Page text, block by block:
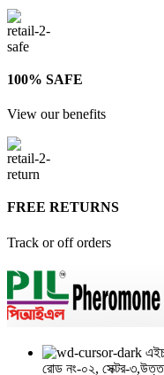
100% SAFE
View our benefits
FREE RETURNS
Track or off orders
রোড নং-০২, সেক্টর-